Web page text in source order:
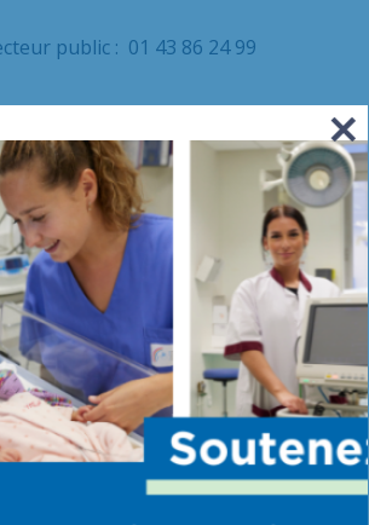
public : 01 43 86 24 99
public : 01 43 86 24 99
ECHOGRAPHIE
43 86 22 66
corps entier basse dose de
sur l’EOS
43 86 24 99